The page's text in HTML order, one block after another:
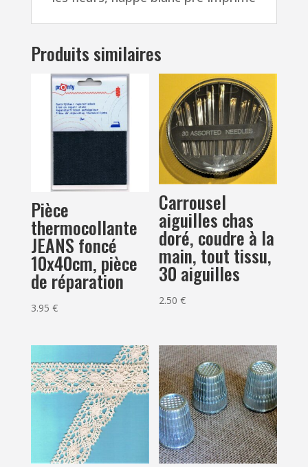
imprimé
Produits similaires
Pièce
thermocollante
JEANS foncé
10x40cm, pièce
de réparation
3.95 €
Carrousel
aiguilles chas
doré, coudre à la
main, tout tissu,
30 aiguilles
2.50€